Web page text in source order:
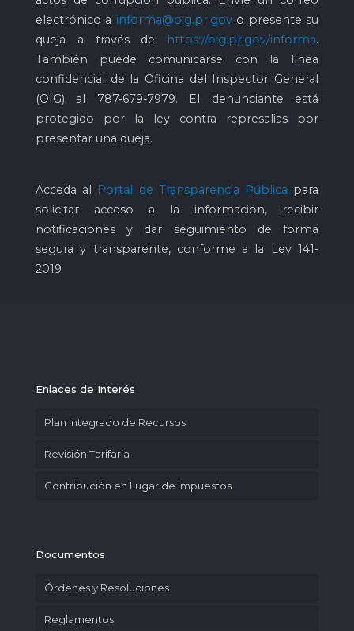
electrónico a informa@oig.pr.govo presente su
queja a través de
https://oig.pr.gov/informa.
También puede comunicarse con la línea
confidencial de la Oficina del Inspector General
(OIG) al 787-679-7979. El denunciante está
protegido por la ley contra represalias por
presentar una queja.
Acceda al Portal de Transparencia Pública para
solicitar acceso a la información, recibir
notificaciones y dar seguimiento de forma
segura y transparente, conforme a la Ley 141-
2019
Enlaces de Interés
Plan Integrado de Recursos
Revisión Tarifaria
Contribución en Lugar de Impuestos
Documentos
Órdenes y Resoluciones
Reglamentos